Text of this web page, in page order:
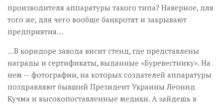
производителя аппаратуры такого типа? Наверное, для
того же, для чего вообще банкротят и закрывают
предприятия…
…В коридоре завода висит стенд, где представлены
награды и сертификаты, выданные «Буревестнику». На
нем — фотографии, на которых создателей аппаратуры
поздравляют бывший Президент Украины Леонид
Кучма и высокопоставленные медики. А зайдешь в